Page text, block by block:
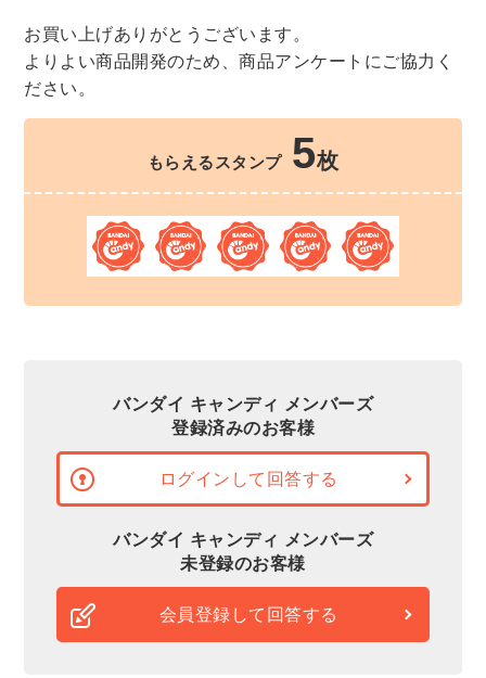
お買い上げありがとうございます。
よりよい商品開発のため、商品アンケートにご協力く
ださい。
もらえるスタンプ 5枚
バンダイ キャンディ メンバーズ
登録済みのお客様
ログインして回答する
バンダイ キャンディ メンバーズ
未登録のお客様
会員登録して回答する